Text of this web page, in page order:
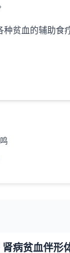
贫血的辅助食疗